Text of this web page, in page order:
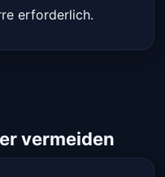
erforderlich.
vermeiden